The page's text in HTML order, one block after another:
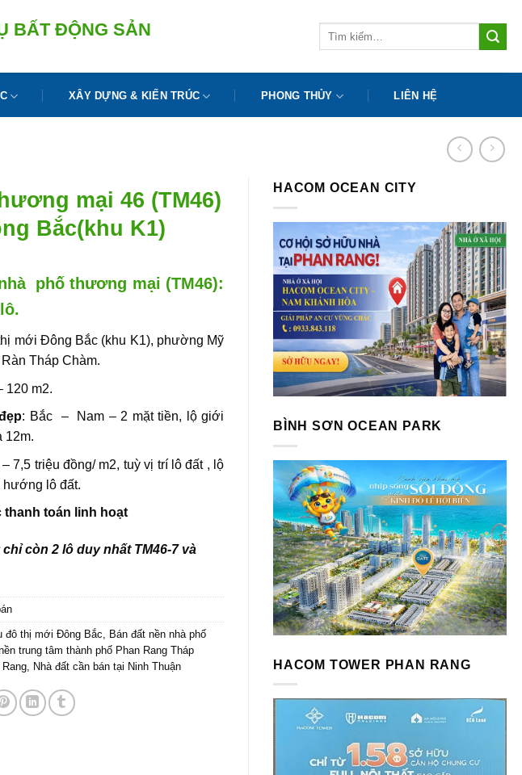
BẤT ĐỘNG SẢN
XÂY DỰNG & KIẾN TRÚC PHONG THỦY LIÊN HỆ
mại 46 (TM46)
Bắc(khu K1)
phố thương mại (TM46):
mới Đông Bắc (khu K1), phường Mỹ
Tháp Chàm.
120 m2.
: Bắc – Nam – 2 mặt tiền, lộ giới
12m.
7,5 triệu đồng/ m2, tuỳ vị trí lô đất , lộ
lô đất.
toán linh hoạt
còn 2 lô duy nhất TM46-7 và
đô thị mới Đông Bắc
Bán đất nền nhà phố
trung tâm thành phố Phan Rang Tháp
, Nhà đất cần bán tại Ninh Thuận
HACOM OCEAN CITY
BÌNH SƠN OCEAN PARK
HACOM TOWER PHAN RANG